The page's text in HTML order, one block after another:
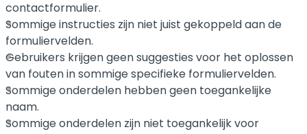
contactformulier.
Sommige instructies zijn niet juist gekoppeld aan de
formuliervelden.
Gebruikers krijgen geen suggesties voor het oplossen
van fouten in sommige specifieke formuliervelden.
Sommige onderdelen hebben geen toegankelijke
naam.
Sommige onderdelen zijn niet toegankelijk voor